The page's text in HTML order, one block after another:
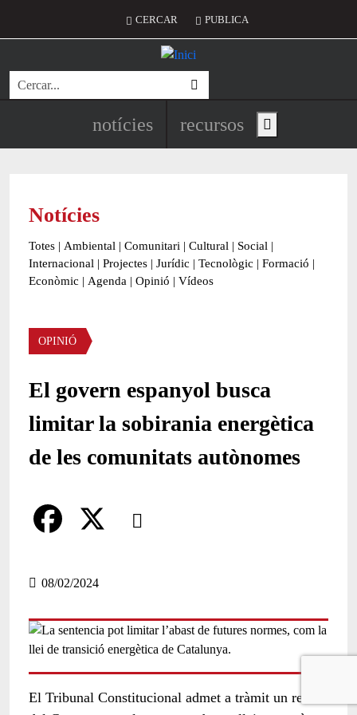
Menú del compte d'usuari
CERCAR PUBLICA
Cerca
Navegació principal de
notícies recursos Show main menu
Notícies
Totes | Ambiental | Comunitari | Cultural | Social |
Internacional | Projectes | Jurídic | Tecnològic | Formació |
Econòmic | Agenda | Opinió | Vídeos
OPINIÓ
El govern espanyol busca
limitar la sobirania energètica
de les comunitats autònomes
Comparteix
a
e
o
08/02/2024
El Tribunal Constitucional admet a tràmit un recurs